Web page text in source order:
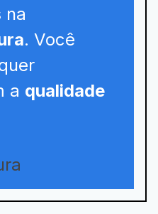
na
. Você
a qualidade